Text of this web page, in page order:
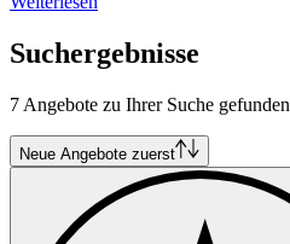
Suchergebnisse
7 Angebote zu Ihrer Suche gefunden
Neue Angebote zuerst